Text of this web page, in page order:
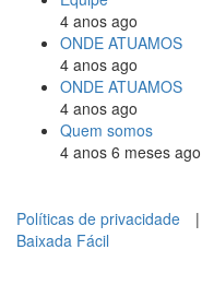
4 anos ago
ONDE ATUAMOS
4 anos ago
ONDE ATUAMOS
4 anos ago
Quem somos
4 anos 6 meses ago
Políticas de privacidade |
Baixada Fácil